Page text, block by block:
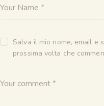
Salva il mio nome, email e
prossima volta che